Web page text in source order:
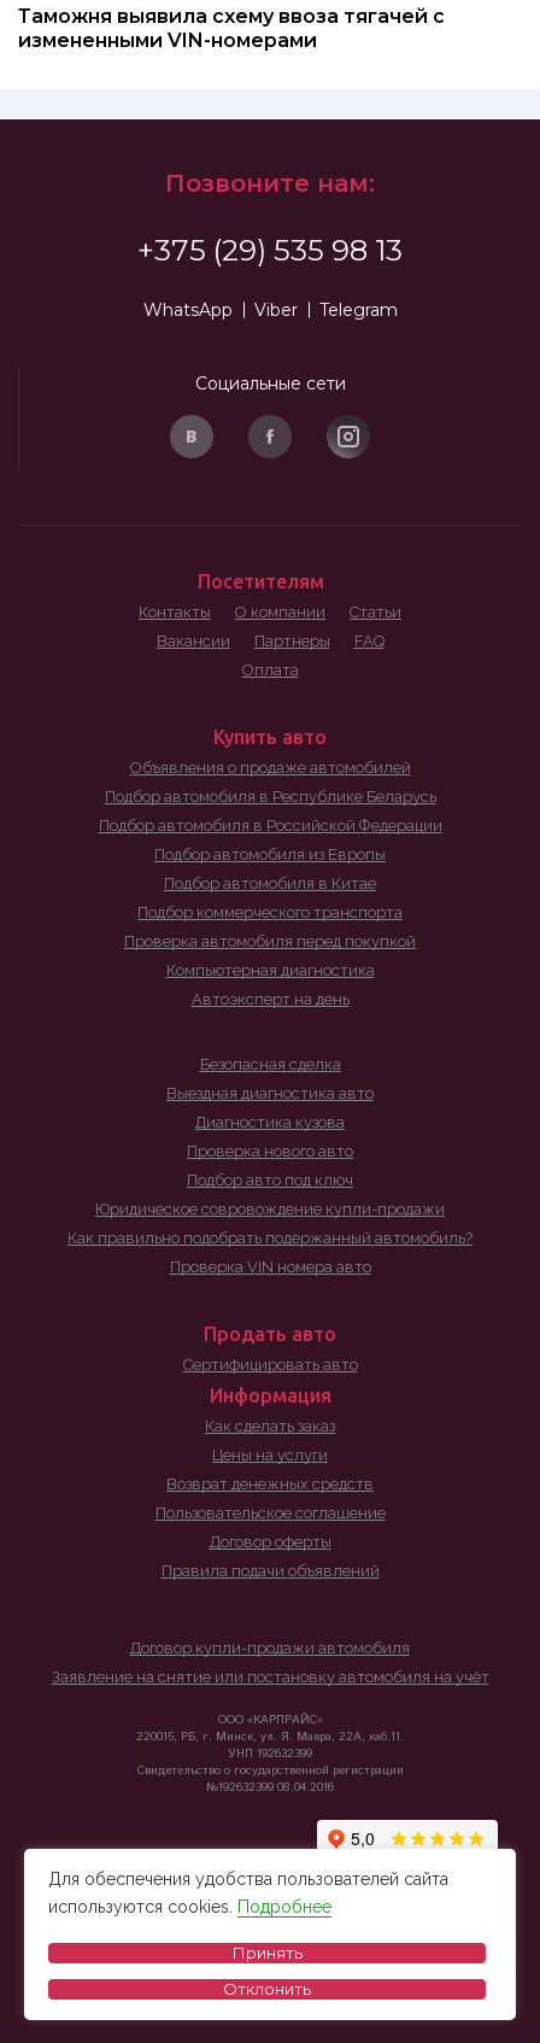
Таможня выявила схему ввоза тягачей с
измененными VIN-номерами
Позвоните нам:
+375 (29) 535 98 13
WhatsApp Viber Telegram
Социальные сети
Посетителям
Контакты О компании
Статьи
Вакансии
Партнеры
FAQ
Оплата
Купить авто
Объявления о продаже автомобилей
Подбор автомобиля в Республике Беларусь
Подбор автомобиля в Российской Федерации
Подбор автомобиля из Европы
Подбор автомобиля в Китае
Подбор коммерческого транспорта
Проверка автомобиля перед покупкой
Компьютерная диагностика
Автоэксперт на день
Безопасная сделка
Выездная диагностика авто
Диагностика кузова
Проверка нового авто
Подбор авто под ключ
Юридическое совровождение купли-продажи
Как правильно подобрать подержанный автомобиль?
Проверка VIN номера авто
Продать авто
Сертифицировать авто
Информация
Как сделать заказ
Цены на услуги
Возврат денежных средств
Пользовательское соглашение
Договор оферты
Правила подачи объявлений
Договор купли-продажи автомобиля
Заявление на снятие или постановку автомобиля на учёт
ООО «КАРПРАЙС»
220015, РБ, г. Минск, ул. Я. Мавра, 22А, каб.11.
УНП 192632399
Свидетельство о государственной регистрации
№192632399 08.04.2016
Для обеспечения удобства пользователей сайта
используются cookies.
Подробнее
Принять
Отклонить